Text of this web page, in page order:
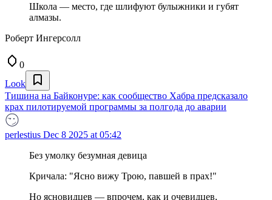
Школа — место, где шлифуют булыжники и губят
алмазы.
Роберт Ингерсолл
0
Look
Тишина на Байконуре: как сообщество Хабра предсказало
крах пилотируемой программы за полгода до аварии
perlestius Dec 8 2025 at 05:42
Без умолку безумная девица
Кричала: "Ясно вижу Трою, павшей в прах!"
Но ясновидцев — впрочем, как и очевидцев,